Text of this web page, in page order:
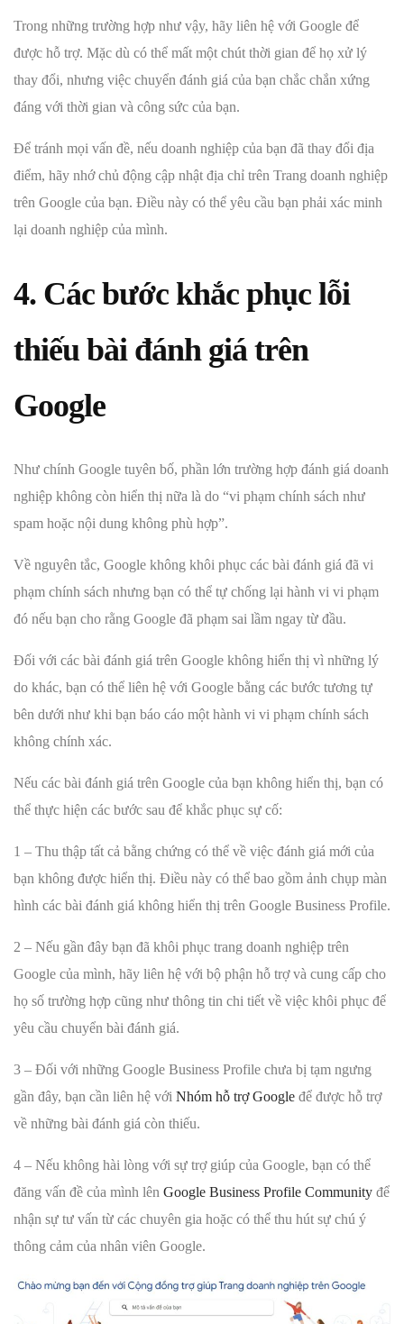
Trong những trường hợp như vậy, hãy liên hệ với Google để
được hỗ trợ. Mặc dù có thể mất một chút thời gian để họ xử lý
thay đổi, nhưng việc chuyển đánh giá của bạn chắc chắn xứng
đáng với thời gian và công sức của bạn.
Để tránh mọi vấn đề, nếu doanh nghiệp của bạn đã thay đổi địa
điểm, hãy nhớ chủ động cập nhật địa chỉ trên Trang doanh nghiệp
trên Google của bạn. Điều này có thể yêu cầu bạn phải xác minh
lại doanh nghiệp của mình.
4. Các bước khắc phục lỗi
thiếu bài đánh giá trên
Google
Như chính Google tuyên bố, phần lớn trường hợp đánh giá doanh
nghiệp không còn hiển thị nữa là do “vi phạm chính sách như
spam hoặc nội dung không phù hợp”.
Về nguyên tắc, Google không khôi phục các bài đánh giá đã vi
phạm chính sách nhưng bạn có thể tự chống lại hành vi vi phạm
đó nếu bạn cho rằng Google đã phạm sai lầm ngay từ đầu.
Đối với các bài đánh giá trên Google không hiển thị vì những lý
do khác, bạn có thể liên hệ với Google bằng các bước tương tự
bên dưới như khi bạn báo cáo một hành vi vi phạm chính sách
không chính xác.
Nếu các bài đánh giá trên Google của bạn không hiển thị, bạn có
thể thực hiện các bước sau để khắc phục sự cố:
1 – Thu thập tất cả bằng chứng có thể về việc đánh giá mới của
bạn không được hiển thị. Điều này có thể bao gồm ảnh chụp màn
hình các bài đánh giá không hiển thị trên Google Business Profile.
2 – Nếu gần đây bạn đã khôi phục trang doanh nghiệp trên
Google của mình, hãy liên hệ với bộ phận hỗ trợ và cung cấp cho
họ số trường hợp cũng như thông tin chi tiết về việc khôi phục để
yêu cầu chuyển bài đánh giá.
3 – Đối với những Google Business Profile chưa bị tạm ngưng
gần đây, bạn cần liên hệ với Nhóm hỗ trợ Google để được hỗ trợ
về những bài đánh giá còn thiếu.
4 – Nếu không hài lòng với sự trợ giúp của Google, bạn có thể
đăng vấn đề của mình lên Google Business Profile Community để
nhận sự tư vấn từ các chuyên gia hoặc có thể thu hút sự chú ý
thông cảm của nhân viên Google.